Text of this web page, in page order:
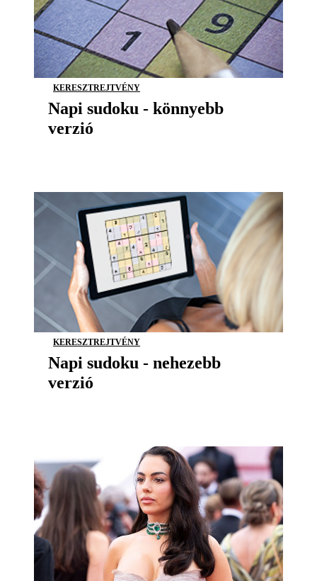
KERESZTREJTVÉNY
Napi sudoku - könnyebb
verzió
KERESZTREJTVÉNY
Napi sudoku - nehezebb
verzió